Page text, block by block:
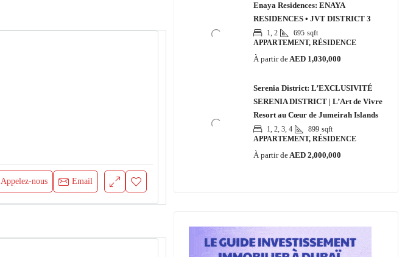
Appelez-nous Email
Enaya Residences: ENAYA
RESIDENCES • JVT DISTRICT 3
1, 2 695 sqft
APPARTEMENT, RÉSIDENCE
À partir deAED 1,030,000
Serenia District: L’EXCLUSIVITÉ
SERENIA DISTRICT | L’Art de Vivre
Resort au Cœur de Jumeirah Islands
1, 2, 3, 4 899 sqft
APPARTEMENT, RÉSIDENCE
À partir deAED 2,000,000